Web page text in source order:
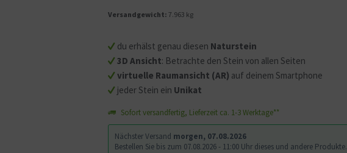
Mit dem Aufruf des Videos erklären
übermittelt werden und dass Sie die
gelesen haben.
du erhälst genau diesen Naturstein
3D Ansicht: Betrachte den Stein von allen Seiten
virtuelle Raumansicht (AR) auf deinem Smartphone
jeder Stein ein Unikat
Versandgewicht: 7.963 kg
Sofort versandfertig, Lieferzeit ca. 1-3 Werktage**
Nächster Versand morgen, 07.08.2026
Bestellen Sie bis zum 07.08.2026 - 11:00 Uhr dieses und andere Produkte.